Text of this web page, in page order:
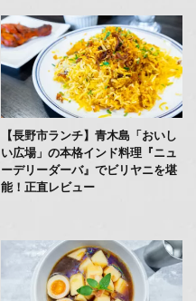
【長野市ランチ】青木島「おいし
い広場」の本格インド料理『ニュ
ーデリーダーバ』でビリヤニを堪
能！正直レビュー